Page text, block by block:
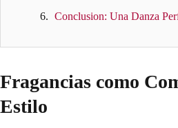
Conclusion: Una Danza
Fragancias como
Estilo